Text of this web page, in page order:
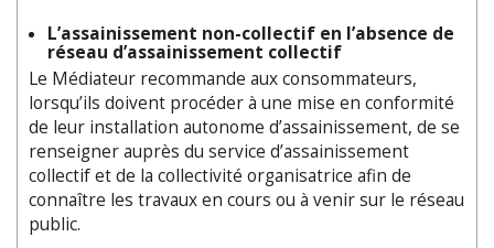
L’assainissement non-collectif en l’absence de
réseau d’assainissement collectif
Le Médiateur recommande aux consommateurs,
lorsqu’ils doivent procéder à une mise en conformité
de leur installation autonome d’assainissement, de se
renseigner auprès du service d’assainissement
collectif et de la collectivité organisatrice afin de
connaître les travaux en cours ou à venir sur le réseau
public.